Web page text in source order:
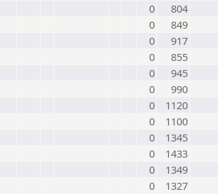
0
804
0
849
0
917
0
855
0
945
0
990
0
1120
0
1100
0
1345
0
1433
0
1349
0
1327